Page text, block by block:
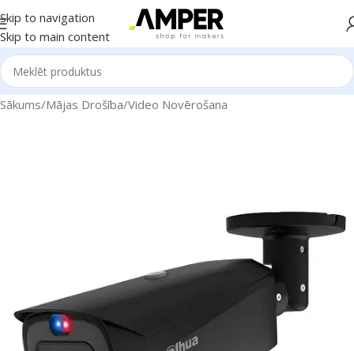
Skip to navigation
Skip to main content
Sākums/Mājas Drošība/Video Novērošana